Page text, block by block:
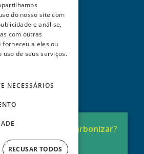
Pronto para
Descarbonizar?
A solução está aqui.
do nosso site com
e análise,
com outras
forneceu a eles ou
de seus serviços.
NECESSÁRIOS
RECUSAR TODOS